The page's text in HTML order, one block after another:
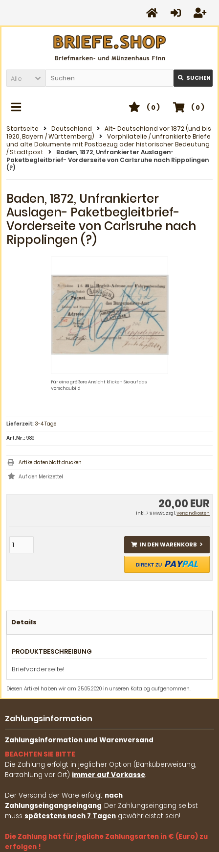
Alle SUCHEN
( 0)
( 0)
Startseite Deutschland
Alt- Deutschland vor 1872 (und bis
1920, Bayern / Württemberg)
Vorphilatelie / unfrankierte Briefe
und alte Dokumente mit Postbezug oder historischer Bedeutung
/ Stadtpost
Baden, 1872, Unfrankierter Auslagen-
Paketbegleitbrief- Vorderseite von Carlsruhe nach Rippolingen
(?)
Baden, 1872, Unfrankierter
Auslagen- Paketbegleitbrief-
Vorderseite von Carlsruhe nach
Rippolingen (?)
Für eine größere Ansicht klicken Sie auf das
Vorschaubild
20,00 EUR
inkl. 7 % MwSt. zzgl.Versandkosten
IN DEN WARENKORB
DIREKT ZU PAYPAL
Lieferzeit: 3-4 Tage
Art.Nr.:989
Artikeldatenblatt drucken
Details
PRODUKTBESCHREIBUNG
Briefvorderseite!
Diesen Artikel haben wir am 25.05.2020 in unseren Katalog aufgenommen.
Zahlungsinformation
Zahlungsinformation und Warenversand
BEACHTEN SIE BITTE
Die Zahlung erfolgt in jeglicher Option (Banküberweisung,
Barzahlung vor Ort) immer auf Vorkasse.
Der Versand der Ware erfolgt nach
Zahlungseingangseingang. Der Zahlungseingang selbst
muss spätestens nach 7 Tagen gewährleistet sein!
Die Zahlung hat für jegliche Zahlungsarten in € (Euro) zu
erfolgen !